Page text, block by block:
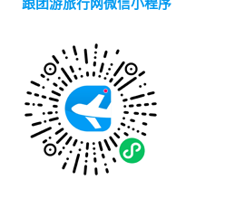
跟团游旅行网微信小程序